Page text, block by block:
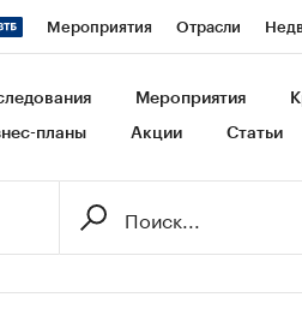
Мероприятия Отрасли
Франшизы Газета
Мероприятия
планы Акции Статьи